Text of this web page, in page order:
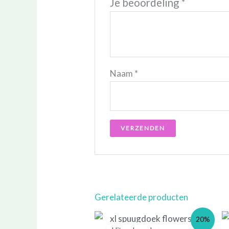
Je beoordeling *
Naam *
Gerelateerde producten
20%
Prijsklasse:
€ 10,00
Prijsklasse:
€ 8,00